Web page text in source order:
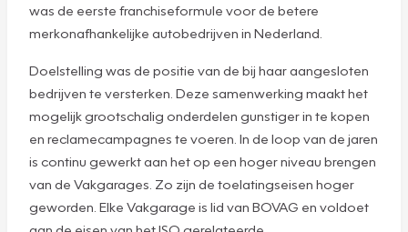
was de eerste franchiseformule voor de betere
merkonafhankelijke autobedrijven in Nederland.
Doelstelling was de positie van de bij haar aangesloten
bedrijven te versterken. Deze samenwerking maakt het
mogelijk grootschalig onderdelen gunstiger in te kopen
en reclamecampagnes te voeren. In de loop van de jaren
is continu gewerkt aan het op een hoger niveau brengen
van de Vakgarages. Zo zijn de toelatingseisen hoger
geworden. Elke Vakgarage is lid van BOVAG en voldoet